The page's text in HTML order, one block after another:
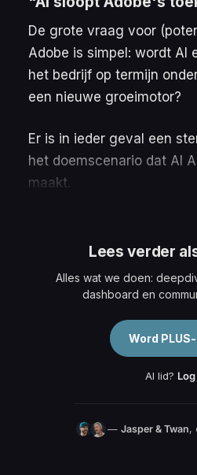
De grote vraag voor
Adobe is simpel: wordt AI
het bedrijf op termijn
een nieuwe groeimotor?
Er is in ieder geval een
het doemscenario dat AI
maakt.
Lees verder
Alles wat we doen:
dashboard en
Word
Al lid? Log
— Jasper & Twan,